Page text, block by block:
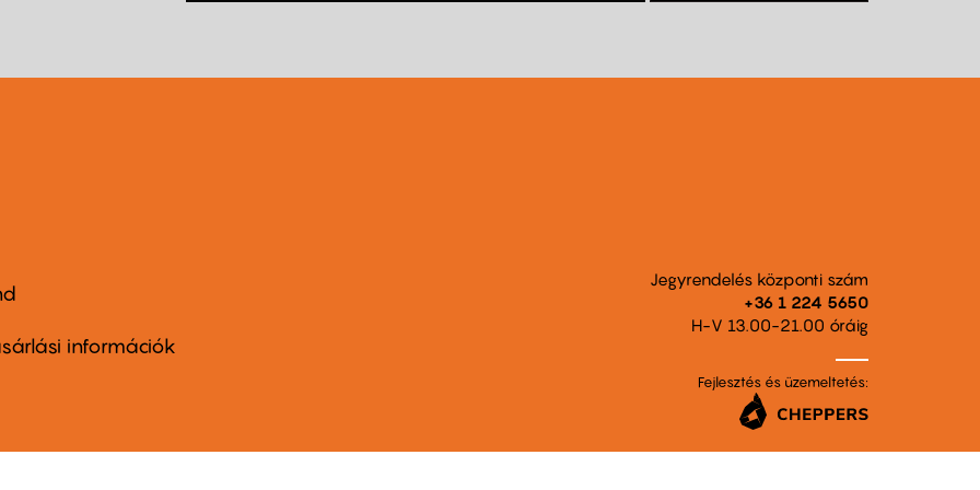
információk
Jegyrendelés központi szám
+36 1 224 5650
H-V 13.00-21.00 óráig
Fejlesztés és üzemeltetés: